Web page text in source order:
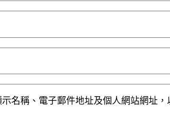
名稱、電子郵件地址及個人網站網址，